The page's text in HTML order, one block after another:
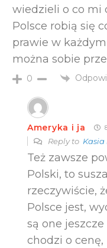
wiedzieli o co mi
Polsce robią się
prawie w
można sobie
0
Ameryka i ja
Reply to Kasia
Też zawsze
Polski, to
rzeczywiście,
Polsce jest,
są one
chodzi o